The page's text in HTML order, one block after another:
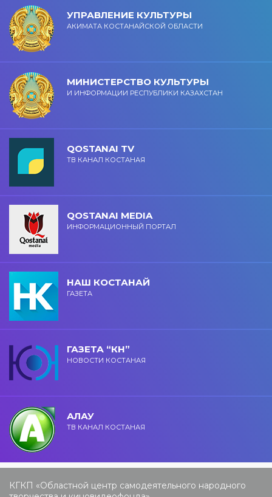
УПРАВЛЕНИЕ КУЛЬТУРЫ
АКИМАТА КОСТАНАЙСКОЙ ОБЛАСТИ
МИНИСТЕРСТВО КУЛЬТУРЫ
И ИНФОРМАЦИИ РЕСПУБЛИКИ КАЗАХСТАН
QOSTANAI TV
ТВ КАНАЛ КОСТАНАЯ
QOSTANAI MEDIA
ИНФОРМАЦИОННЫЙ ПОРТАЛ
НАШ КОСТАНАЙ
ГАЗЕТА
ГАЗЕТА “КН”
НОВОСТИ КОСТАНАЯ
АЛАУ
ТВ КАНАЛ КОСТАНАЯ
КГКП «Областной центр самодеятельного народного